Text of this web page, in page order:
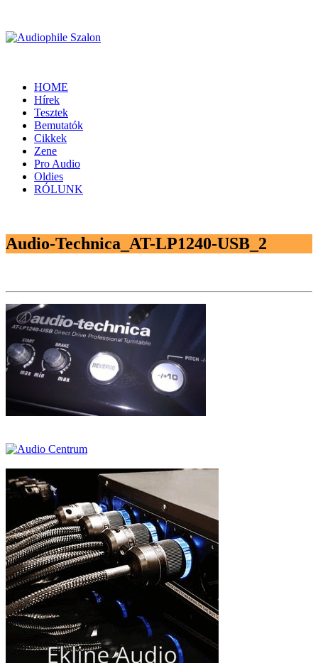
HOME
Hírek
Tesztek
Bemutatók
Cikkek
Zene
Pro Audio
Oldies
RÓLUNK
Audio-Technica_AT-LP1240-USB_2